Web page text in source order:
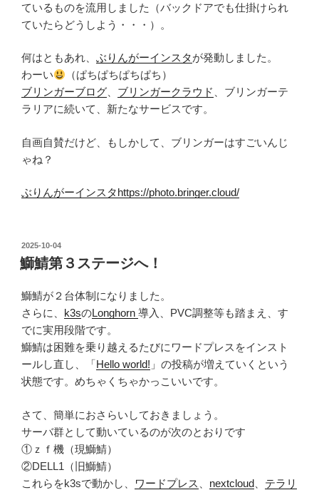
ているものを流用しました（バックドアでも仕掛けられ
ていたらどうしよう・・・）。
何はともあれ、 ぶりんがーインスタが発動しました。
わーい
（ぱちぱちぱちぱち）
ブリンガーブログ
ブリンガークラウド
、ブリンガーテ
ラリアに続いて、新たなサービスです。
自画自賛だけど、もしかして、ブリンガーはすごいんじ
ゃね？
ぶりんがーインスタhttps://photo.bringer.cloud/
投
稿
日:
2025-10-04
鰤鯖第３ステージへ！
鰤鯖が２台体制になりました。
さらに、 k3sのLonghorn 導入、PVC調整等も踏まえ、す
でに実用段階です。
鰤鯖は困難を乗り越えるたびにワードプレスをインスト
ールし直し、「Hello world! 」の投稿が増えていくという
状態です。めちゃくちゃかっこいいです。
さて、簡単におさらいしておきましょう。
サーバ群として動いているのが次のとおりです
①ｚｆ機（現鰤鯖）
②DELL1（旧鰤鯖）
これらをk3sで動かし、
ワードプレス nextcloud
テラリ